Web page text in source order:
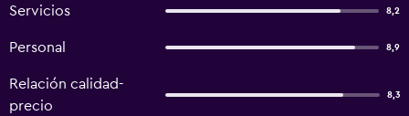
Servicios 8,2
Personal 8,9
Relación calidad-
precio
8,3